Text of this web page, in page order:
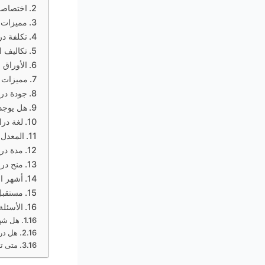
مميزات
تكلفة
تكاليف
مميزات
جودة
هل
لغة
مدة
منح
أشهر
هل
هل
متى